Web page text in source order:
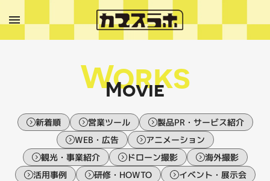
Works
Movie
新着順 営業ツール
製品PR・サービス紹介
WEB・広告
アニメーション
観光・事業紹介
ドローン撮影
海外撮影
活用事例
研修・HOWTO
イベント・展示会